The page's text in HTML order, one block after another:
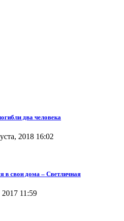
два человека
2018 16:02
в свои дома – Светличная
2017 11:59